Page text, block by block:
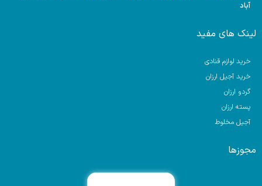
آباد
لینک های مفید
خرید لوازم قنادی
خرید آجیل ارزان
گردو ارزان
پسته ارزان
آجیل مخلوط
مجوزها